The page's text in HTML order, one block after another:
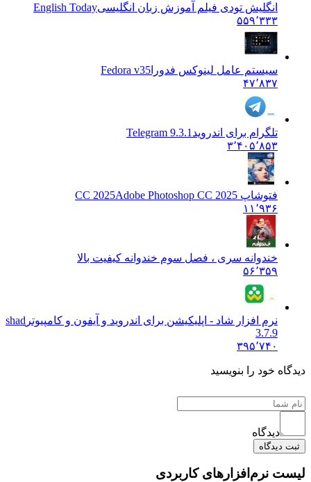
انگلیش تودی فیلم آموزش زبان انگليسیEnglish Today
۵۵۹٬۳۳۳
سیستم عامل لینوکس فدورا Fedora v35
۴۷٬۸۳۷
تلگرام برای اندروید Telegram 9.3.1
۳٬۴۰۵٬۸۵۳
فتوشاپ CC 2025 Adobe Photoshop CC 2025
۱۱٬۹۳۶
خندوانه سری ، فصل سوم خندوانه کیفیت بالا
۵۶٬۳۵۹
نرم افزار شاد - اپلیکیشن برای اندروید و آیفون و کامپیوتر shad
3.7.9
۳۹۵٬۷۴۰
دیدگاه خود را بنویسید
دیدگاه
ثبت دیدگاه
لیست نرم‌افزارهای کاربردی